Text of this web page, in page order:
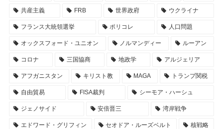
共産主義 FRB 世界政府 ウクライナ
フランス大統領選挙 ポリコレ 人口問題
オックスフォード・ユニオン ノルマンディー ルーアン
コロナ 三国協商 地政学 アルジェリア
アフガニスタン キリスト教 MAGA トランプ関税
自由貿易 FISA裁判 シーモア・ハーシュ
ジェノサイド 安倍晋三 湾岸戦争
エドワード・グリフィン セオドア・ルーズベルト 核戦略